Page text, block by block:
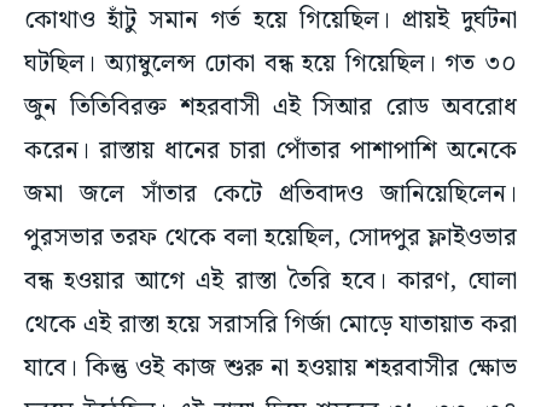
কোথাও হাঁটু সমান গর্ত হয়ে গিয়েছিল। প্রায়ই দুর্ঘটনা
ঘটছিল। অ্যাম্বুলেন্স ঢোকা বন্ধ হয়ে গিয়েছিল। গত ৩০
জুন তিতিবিরক্ত শহরবাসী এই সিআর রোড অবরোধ
করেন। রাস্তায় ধানের চারা পোঁতার পাশাপাশি অনেকে
জমা জলে সাঁতার কেটে প্রতিবাদও জানিয়েছিলেন।
পুরসভার তরফ থেকে বলা হয়েছিল, সোদপুর ফ্লাইওভার
বন্ধ হওয়ার আগে এই রাস্তা তৈরি হবে। কারণ, ঘোলা
থেকে এই রাস্তা হয়ে সরাসরি গির্জা মোড়ে যাতায়াত করা
যাবে। কিন্তু ওই কাজ শুরু না হওয়ায় শহরবাসীর ক্ষোভ